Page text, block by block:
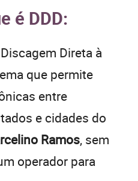
é DDD:
Direta à
que permite
entre
e cidades do
Ramos, sem
operador para